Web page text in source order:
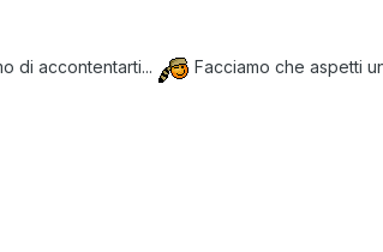
di accontentarti...
Facciamo che aspetti